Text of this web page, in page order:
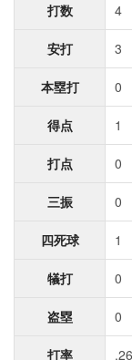
打数 4
安打 3
本塁打 0
得点 1
打点 0
三振 0
四死球 1
犠打 0
盗塁 0
打率